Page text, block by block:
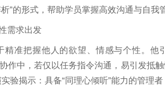
”的形式，帮助学员掌握高效沟通与自我
需求出发
准把握他人的欲望、情感与个性。
作中，若仅以任务指令沟通，易引发抵
验揭示：具备“同理心倾听”能力的管理